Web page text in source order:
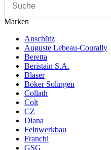
Marken
Anschütz
Auguste Lebeau-Courally
Beretta
Beristain S.A.
Blaser
Böker Solingen
Collath
Colt
CZ
Diana
Feinwerkbau
Franchi
GSG